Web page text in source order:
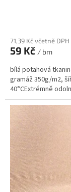
71,39 Kč včetně DPH
59 Kč / bm
bílá potahová
gramáž 350g/m2,
40°CExtrémně